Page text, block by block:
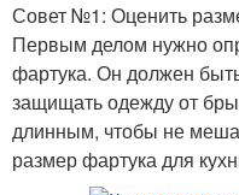
Совет №1: Оценить
Первым делом нужно
фартука. Он должен
защищать одежду от
длинным, чтобы не
размер фартука для